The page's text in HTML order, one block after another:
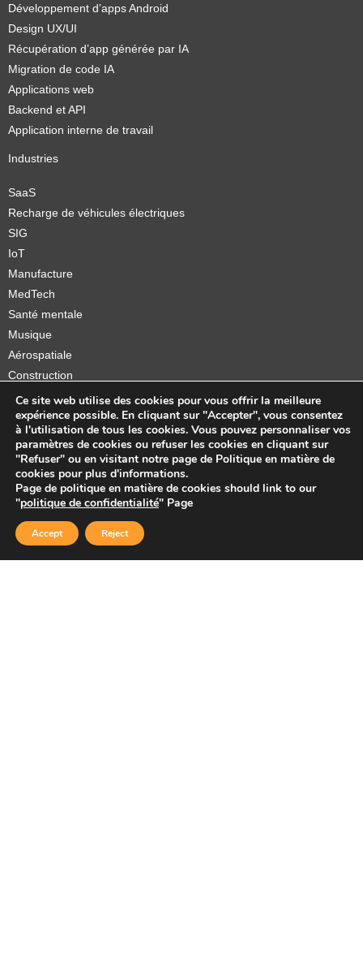
Développement d’apps Android
Design UX/UI
Récupération d’app générée par IA
Migration de code IA
Applications web
Backend et API
Application interne de travail
Industries
SaaS
Recharge de véhicules électriques
SIG
IoT
Manufacture
MedTech
Santé mentale
Musique
Aérospatiale
Construction
Orthèses et prothèses
Startups
Copyright © 2026 Sidekick Interactive Inc.
Ce site web utilise des cookies pour vous offrir la meilleure
expérience possible. En cliquant sur "Accepter", vous consentez
à l'utilisation de tous les cookies. Vous pouvez personnaliser vos
paramètres de cookies ou refuser les cookies en cliquant sur
"Refuser" ou en visitant notre page de Politique en matière de
cookies pour plus d'informations.
Page de politique en matière de cookies should link to our
"politique de confidentialité" Page
Accept Reject